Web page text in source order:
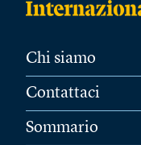
Chi siamo
Contattaci
Sommario